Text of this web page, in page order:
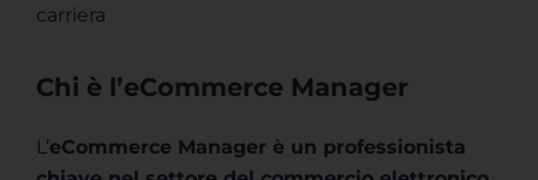
carriera
Chi è l’eCommerce Manager
L’eCommerce Manager è un professionista